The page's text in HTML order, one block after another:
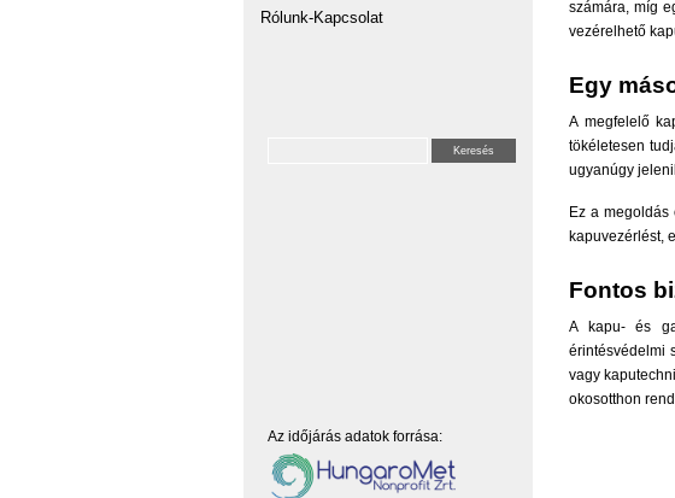
Rólunk-Kapcsolat
Az időjárás adatok forrása:
számára, míg
vezérelhető
Egy
A megfelelő
tökéletesen
ugyanúgy
Ez a
kapuvezérlést,
Fontos
A kapu- és
érintésvédelmi
vagy
okosotthon